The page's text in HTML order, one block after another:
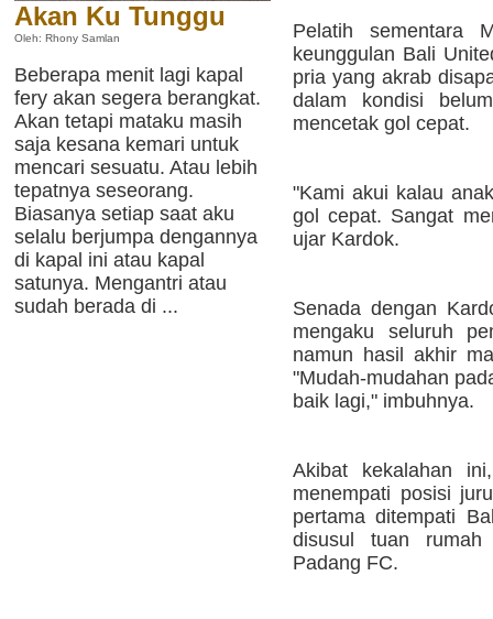
Akan Ku Tunggu
Oleh: Rhony Samlan
Beberapa menit lagi kapal
fery akan segera berangkat.
Akan tetapi mataku masih
saja kesana kemari untuk
mencari sesuatu. Atau lebih
tepatnya seseorang.
Biasanya setiap saat aku
selalu berjumpa dengannya
di kapal ini atau kapal
satunya. Mengantri atau
sudah berada di ...
Pelatih sementara
keunggulan Bali
pria yang akrab
dalam kondisi
mencetak gol cepat.
"Kami akui kalau
gol cepat. Sangat
ujar Kardok.
Senada dengan
mengaku seluruh
namun hasil akhir
"Mudah-mudahan
baik lagi," imbuhnya.
Akibat kekalahan
menempati posisi
pertama ditempati
disusul tuan
Padang FC.